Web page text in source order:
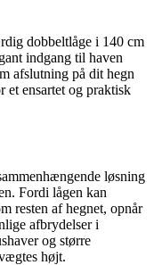
dobbeltlåge i 140 cm
indgang til haven
afslutning på dit hegn
et ensartet og praktisk
løsning
Fordi lågen kan
resten af hegnet, opnår
afbrydelser i
og større
højt.